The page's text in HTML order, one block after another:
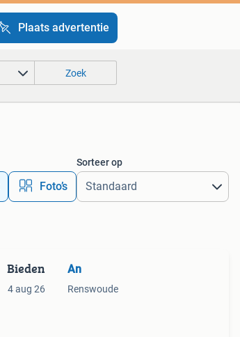
Plaats advertentie
Zoek
Foto’s
Sorteer op
Bieden
4 aug 26
An
Renswoude